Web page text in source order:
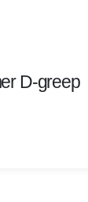
D-greep